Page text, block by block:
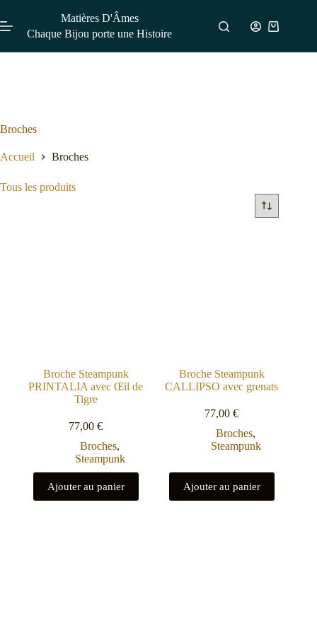
Matières D'Âmes
Chaque Bijou porte une Histoire
Broches
Accueil Broches
Tous les produits
Broche Steampunk
PRINTALIA avec Œil de
Tigre
77,00€
Broches,
Steampunk
Ajouter au panier
Broche Steampunk
CALLIPSO avec grenats
77,00€
Broches,
Steampunk
Ajouter au panier